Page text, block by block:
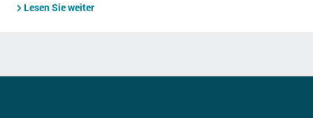
Lesen Sie weiter